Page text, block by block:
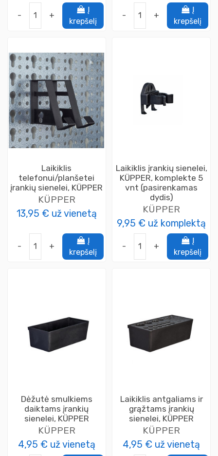
- +
Į
krepšelį
- +
Į
krepšelį
Laikiklis
telefonui/planšetei
įrankių sienelei, KÜPPER
KÜPPER
13,95 € už vienetą
- +
Į
krepšelį
Laikiklis įrankių sienelei,
KÜPPER, komplekte 5
vnt (pasirenkamas
dydis)
KÜPPER
9,95 € už komplektą
- +
Į
krepšelį
Dėžutė smulkiems
daiktams įrankių
sienelei, KÜPPER
KÜPPER
4,95 € už vienetą
Laikiklis antgaliams ir
grąžtams įrankių
sienelei, KÜPPER
KÜPPER
4,95 € už vienetą